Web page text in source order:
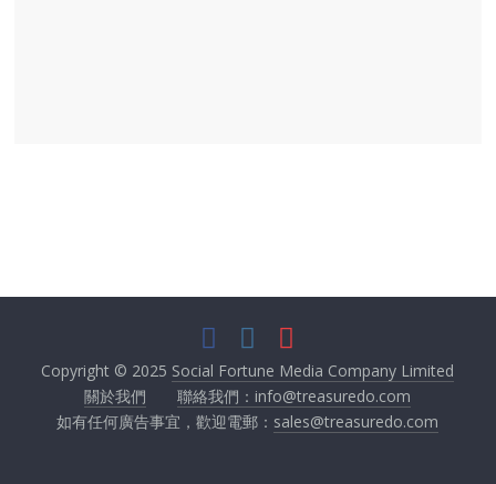
Copyright © 2025 Social Fortune Media Company Limited
關於我們
聯絡我們：info@treasuredo.com
如有任何廣告事宜，歡迎電郵： sales@treasuredo.com